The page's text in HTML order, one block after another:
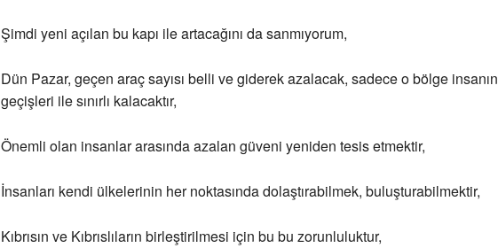
Şimdi yeni açılan bu kapı ile artacağını da sanmıyorum,
Dün Pazar, geçen araç sayısı belli ve giderek azalacak, sadece o bölge
geçişleri ile sınırlı kalacaktır,
Önemli olan insanlar arasında azalan güveni yeniden tesis etmektir,
İnsanları kendi ülkelerinin her noktasında dolaştırabilmek, buluşturabilmektir,
Kıbrısın ve Kıbrıslıların birleştirilmesi için bu bu zorunluluktur,